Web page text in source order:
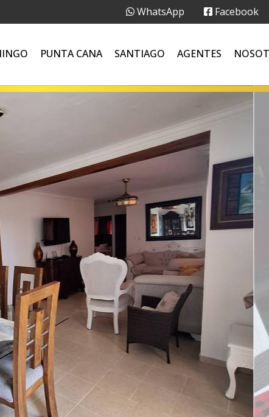
WhatsApp Facebook
PUNTA CANA SANTIAGO AGENTES